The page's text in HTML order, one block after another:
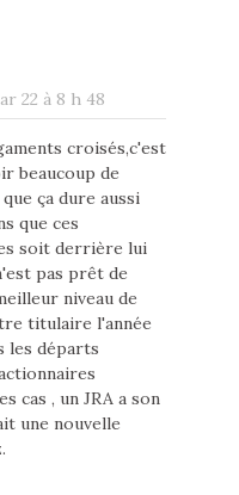
22 à 8 h 48
croisés,c'est
beaucoup de
ça dure aussi
que ces
soit derrière lui
pas prêt de
niveau de
titulaire l'année
les départs
cas , un JRA a son
une nouvelle